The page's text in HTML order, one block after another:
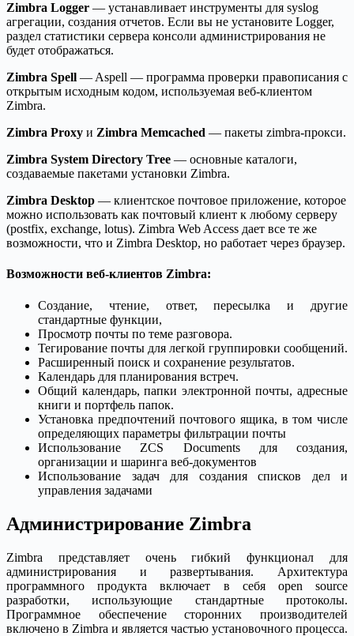
Zimbra Logger — устанавливает инструменты для syslog
агрегации, создания отчетов. Если вы не установите Logger,
раздел статистики сервера консоли администрирования не
будет отображаться.
Zimbra Spell — Aspell — программа проверки правописания с
открытым исходным кодом, используемая веб-клиентом
Zimbra.
Zimbra Proxy и Zimbra Memcached — пакеты zimbra-прокси.
Zimbra System Directory Tree — основные каталоги,
создаваемые пакетами установки Zimbra.
Zimbra Desktop — клиентское почтовое приложение, которое
можно использовать как почтовый клиент к любому серверу
(postfix, exchange, lotus). Zimbra Web Access дает все те же
возможности, что и Zimbra Desktop, но работает через браузер.
Возможности веб-клиентов Zimbra:
Создание, чтение, ответ, пересылка и другие
стандартные функции,
Просмотр почты по теме разговора.
Тегирование почты для легкой группировки сообщений.
Расширенный поиск и сохранение результатов.
Календарь для планирования встреч.
Общий календарь, папки электронной почты, адресные
книги и портфель папок.
Установка предпочтений почтового ящика, в том числе
определяющих параметры фильтрации почты
Использование ZCS Documents для создания,
организации и шаринга веб-документов
Использование задач для создания списков дел и
управления задачами
Администрирование Zimbra
Zimbra представляет очень гибкий функционал для
администрирования и развертывания. Архитектура
программного продукта включает в себя open source
разработки, использующие стандартные протоколы.
Программное обеспечение сторонних производителей
включено в Zimbra и является частью установочного процесса.